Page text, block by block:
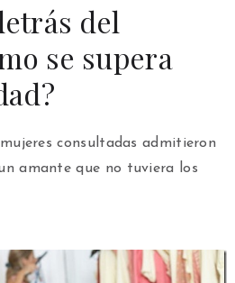
del
se supera
consultadas admitieron
amante que no tuviera los